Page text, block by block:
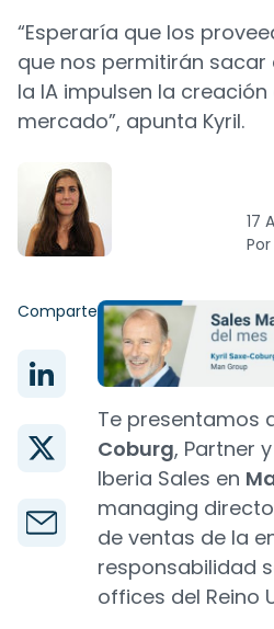
“Esperaría que los
que nos permitirán
la IA impulsen la
mercado”, apunta Kyril.
17
Por
Comparte
Te presentamos
Coburg, Partner
Iberia Sales en
managing
de ventas de la
responsabilidad
offices del Reino